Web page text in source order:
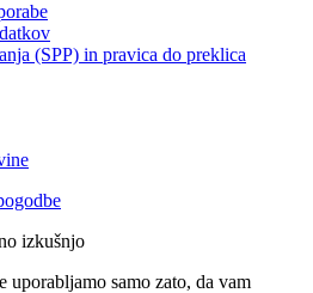
(SPP) in pravica do preklica
izkušnjo
uporabljamo samo zato, da vam